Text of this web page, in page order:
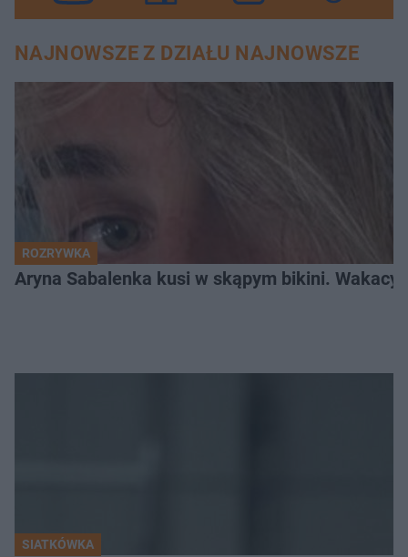
NAJNOWSZE Z DZIAŁU NAJNOWSZE
ROZRYWKA
Aryna Sabalenka kusi w skąpym bikini.
SIATKÓWKA